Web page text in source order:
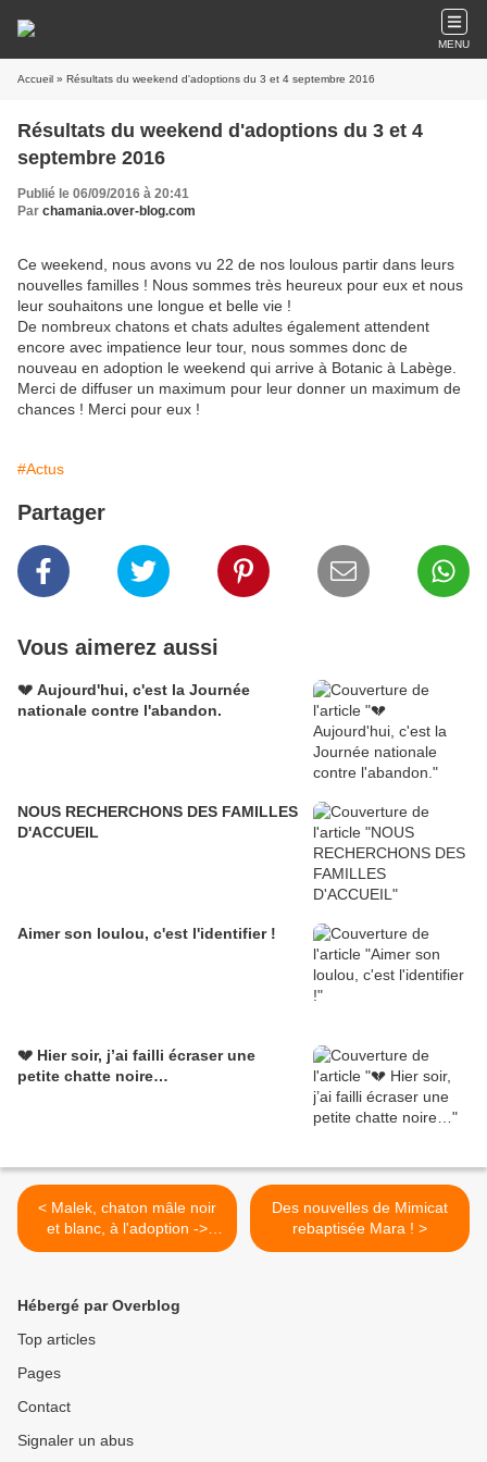
MENU
Accueil » Résultats du weekend d'adoptions du 3 et 4 septembre 2016
Résultats du weekend d'adoptions du 3 et 4
septembre 2016
Publié le 06/09/2016 à 20:41
Par chamania.over-blog.com
Ce weekend, nous avons vu 22 de nos loulous partir dans leurs
nouvelles familles ! Nous sommes très heureux pour eux et nous
leur souhaitons une longue et belle vie !
De nombreux chatons et chats adultes également attendent
encore avec impatience leur tour, nous sommes donc de
nouveau en adoption le weekend qui arrive à Botanic à Labège.
Merci de diffuser un maximum pour leur donner un maximum de
chances ! Merci pour eux !
#Actus
Partager
Vous aimerez aussi
💔 Aujourd'hui, c'est la Journée
nationale contre l'abandon.
NOUS RECHERCHONS DES FAMILLES
D'ACCUEIL
Aimer son loulou, c'est l'identifier !
💔 Hier soir, j’ai failli écraser une
petite chatte noire…
< Malek, chaton mâle noir
et blanc, à l'adoption ->
adopté
Des nouvelles de Mimicat
rebaptisée Mara ! >
Hébergé par Overblog
Top articles
Pages
Contact
Signaler un abus